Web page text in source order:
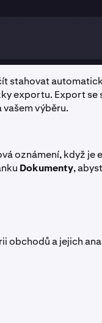
stahovat
exportu. Export se
vašem výběru.
oznámení, když je
Dokumenty,
obchodů a jejich